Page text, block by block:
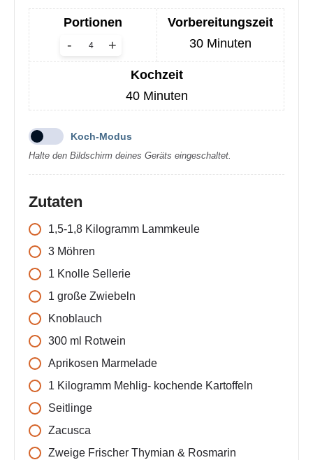
Portionen
+
-
Vorbereitungszeit
30 Minuten
Kochzeit
40 Minuten
Koch-Modus
Halte den Bildschirm deines Geräts eingeschaltet.
Zutaten
1,5-1,8 Kilogramm Lammkeule
3 Möhren
1 Knolle Sellerie
1 große Zwiebeln
Knoblauch
300 ml Rotwein
Aprikosen Marmelade
1 Kilogramm Mehlig- kochende Kartoffeln
Seitlinge
Zacusca
Zweige Frischer Thymian & Rosmarin